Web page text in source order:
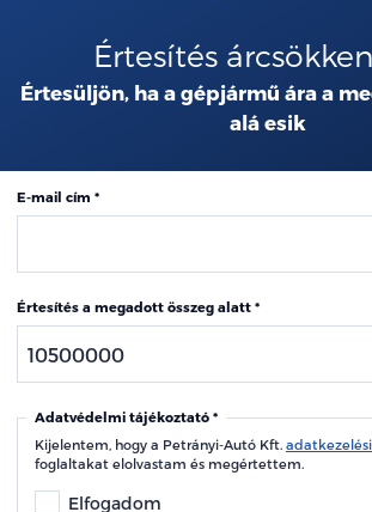
Értesítés
Értesüljön, ha a gépjármű ára a
alá esik
E-mail cím
Értesítés a megadott összeg alatt
Adatvédelmi tájékoztató
Kijelentem, hogy a Petrányi-Autó Kft.
foglaltakat elolvastam és megértettem.
Elfogadom